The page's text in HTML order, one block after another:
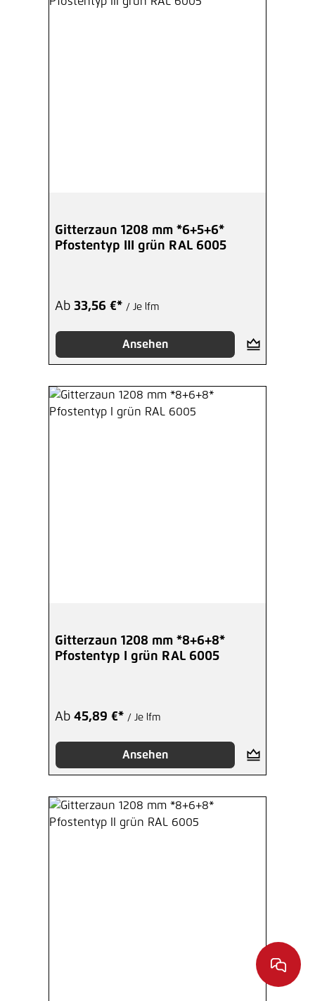
Gitterzaun 1208 mm *6+5+6*
Pfostentyp III grün RAL 6005
Ab 33,56 €* / Je lfm
Ansehen
Gitterzaun 1208 mm *8+6+8*
Pfostentyp I grün RAL 6005
Ab 45,89 €* / Je lfm
Ansehen